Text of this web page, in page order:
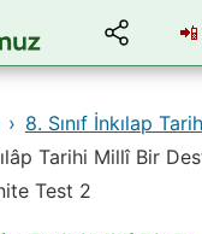
📲
8. Sınıf İnkılap
Tarihi Millî Bir
Test 2